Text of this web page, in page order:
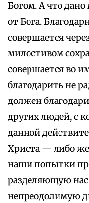
Богом. А что дано
от Бога.
совершается
милостивом
совершается во
благодарить не
должен
других людей, с
данной
Христа — либо
наши попытки
разделяющую
непреодолимую